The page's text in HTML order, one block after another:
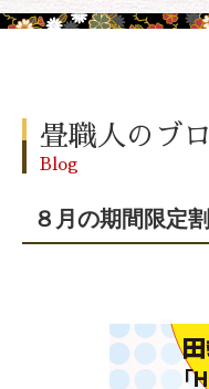
畳職人のブ
Blog
８月の期間限定割